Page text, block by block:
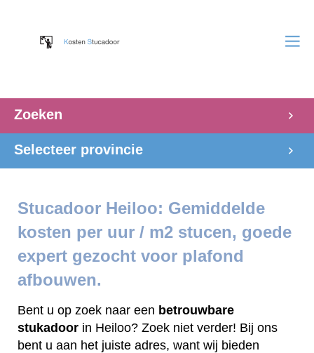
Zoeken
Selecteer provincie
Stucadoor Heiloo: Gemiddelde
kosten per uur / m2 stucen, goede
expert gezocht voor plafond
afbouwen.
Bent u op zoek naar een betrouwbare
stukadoor in Heiloo? Zoek niet verder! Bij ons
bent u aan het juiste adres, want wij bieden